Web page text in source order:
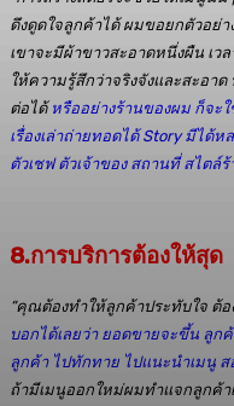
ดึงดูดใจลูกค้าได้ ผมขอยกตัวอย่า
เขาจะมีผ้าขาวสะอาดหนึ่งผืน เวล
ให้ความรู้สึกว่าจริงจังและสะอา
ต่อได้ หรืออย่างร้านของผม ก็จะ
เรื่องเล่าถ่ายทอดได้ Story มีได้
ตัวเชฟ ตัวเจ้าของ สถานที่ สไตล์
8.การบริการต้องให้สุด
“คุณต้องทำให้ลูกค้าประทับใจ ต้
บอกได้เลยว่า ยอดขายจะขึ้น ลูก
ลูกค้า ไปทักทาย ไปแนะนำเมนู
ถ้ามีเมนูออกใหม่ผมทำแจกลูกค้